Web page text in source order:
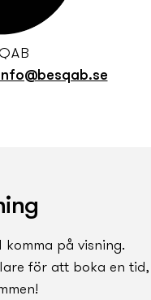
på visning.
för att boka en tid,